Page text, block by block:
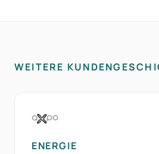
WEITERE
ENERGIE